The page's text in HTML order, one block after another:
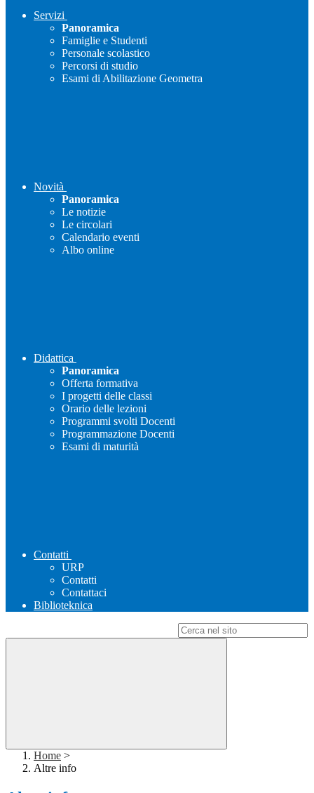
Servizi
Panoramica
Famiglie e Studenti
Personale scolastico
Percorsi di studio
Esami di Abilitazione Geometra
Novità
Panoramica
Le notizie
Le circolari
Calendario eventi
Albo online
Didattica
Panoramica
Offerta formativa
I progetti delle classi
Orario delle lezioni
Programmi svolti Docenti
Programmazione Docenti
Esami di maturità
Contatti
URP
Contatti
Contattaci
Biblioteknica
Home >
Altre info